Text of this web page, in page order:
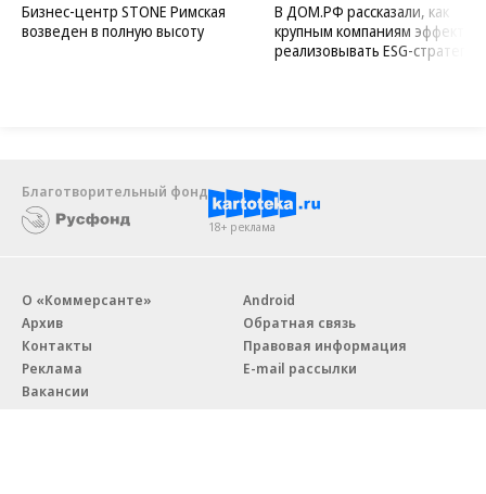
Бизнес-центр STONE Римская
возведен в полную высоту
В ДОМ.РФ рассказали, как
крупным компаниям
реализовывать ESG-стратегию
Благотворительный фонд
18+ реклама
О «Коммерсанте»
Архив
Контакты
Реклама
Вакансии
Android
Обратная связь
Правовая информация
E-mail рассылки